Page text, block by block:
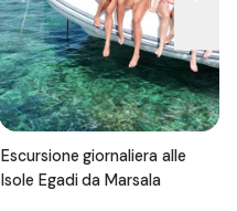
Escursione giornaliera alle
Isole Egadi da Marsala